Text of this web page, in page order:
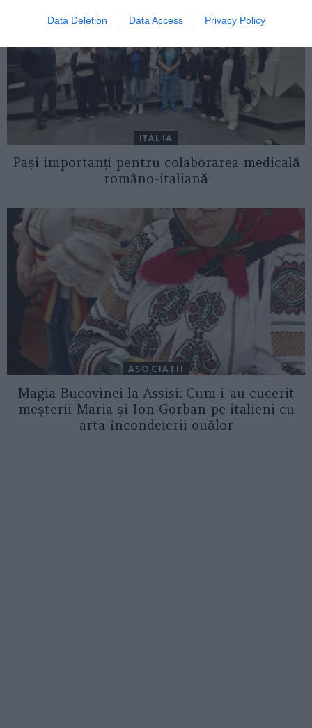
Data Deletion Data Access Privacy Policy
ITALIA
Pași importanți pentru colaborarea medicală
româno-italiană
ASOCIAŢII
Magia Bucovinei la Assisi: Cum i-au cucerit
meșterii Maria și Ion Gorban pe italieni cu
arta încondeierii ouălor